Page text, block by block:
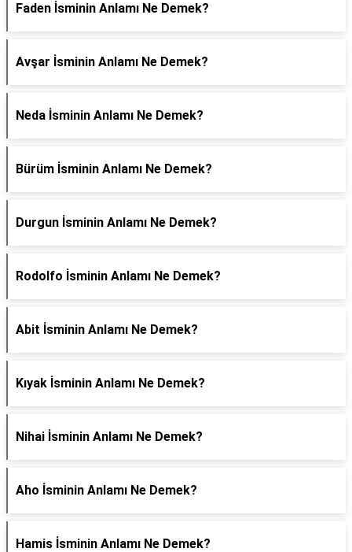
Faden İsminin Anlamı Ne Demek?
Avşar İsminin Anlamı Ne Demek?
Neda İsminin Anlamı Ne Demek?
Bürüm İsminin Anlamı Ne Demek?
Durgun İsminin Anlamı Ne Demek?
Rodolfo İsminin Anlamı Ne Demek?
Abit İsminin Anlamı Ne Demek?
Kıyak İsminin Anlamı Ne Demek?
Nihai İsminin Anlamı Ne Demek?
Aho İsminin Anlamı Ne Demek?
Hamis İsminin Anlamı Ne Demek?